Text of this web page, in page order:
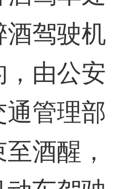
酒驾驶机
，由公安
通管理部
酒醒，